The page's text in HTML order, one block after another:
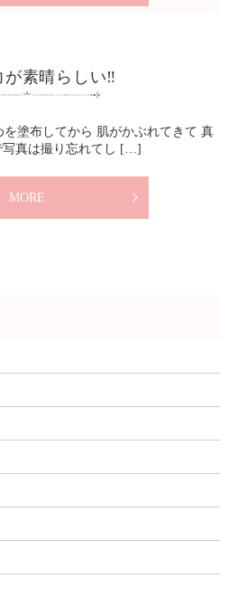
が素晴らしい‼️
塗布してから 肌がかぶれてきて 真
写真は撮り忘れてし […]
MORE